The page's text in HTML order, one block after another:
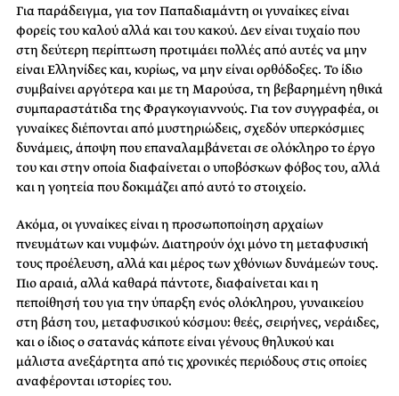
Για παράδειγμα, για τον Παπαδιαμάντη οι γυναίκες είναι
φορείς του καλού αλλά και του κακού. Δεν είναι τυχαίο που
στη δεύτερη περίπτωση προτιμάει πολλές από αυτές να μην
είναι Ελληνίδες και, κυρίως, να μην είναι ορθόδοξες. Το ίδιο
συμβαίνει αργότερα και με τη Μαρούσα, τη βεβαρημένη ηθικά
συμπαραστάτιδα της Φραγκογιαννούς. Για τον συγγραφέα, οι
γυναίκες διέπονται από μυστηριώδεις, σχεδόν υπερκόσμιες
δυνάμεις, άποψη που επαναλαμβάνεται σε ολόκληρο το έργο
του και στην οποία διαφαίνεται ο υποβόσκων φόβος του, αλλά
και η γοητεία που δοκιμάζει από αυτό το στοιχείο.
Ακόμα, οι γυναίκες είναι η προσωποποίηση αρχαίων
πνευμάτων και νυμφών. Διατηρούν όχι μόνο τη μεταφυσική
τους προέλευση, αλλά και μέρος των χθόνιων δυνάμεών τους.
Πιο αραιά, αλλά καθαρά πάντοτε, διαφαίνεται και η
πεποίθησή του για την ύπαρξη ενός ολόκληρου, γυναικείου
στη βάση του, μεταφυσικού κόσμου: θεές, σειρήνες, νεράιδες,
και ο ίδιος ο σατανάς κάποτε είναι γένους θηλυκού και
μάλιστα ανεξάρτητα από τις χρονικές περιόδους στις οποίες
αναφέρονται ιστορίες του.